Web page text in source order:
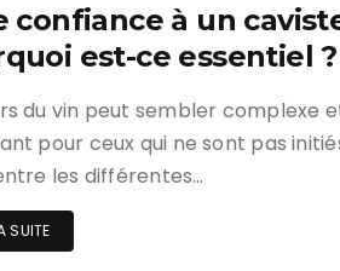
confiance à un
est-ce essentiel ?
du vin peut sembler complexe
pour ceux qui ne sont pas
les différentes…
SUITE